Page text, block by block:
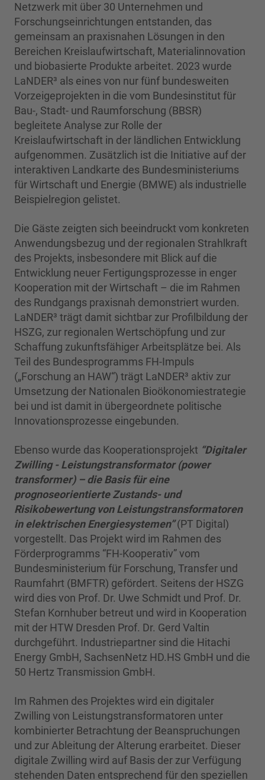
Netzwerk mit über 30 Unternehmen und
Forschungseinrichtungen entstanden, das
gemeinsam an praxisnahen Lösungen in den
Bereichen Kreislaufwirtschaft, Materialinnovation
und biobasierte Produkte arbeitet. 2023 wurde
LaNDER³ als eines von nur fünf bundesweiten
Vorzeigeprojekten in die vom Bundesinstitut für
Bau-, Stadt- und Raumforschung (BBSR)
begleitete Analyse zur Rolle der
Kreislaufwirtschaft in der ländlichen Entwicklung
aufgenommen. Zusätzlich ist die Initiative auf der
interaktiven Landkarte des Bundesministeriums
für Wirtschaft und Energie (BMWE) als industrielle
Beispielregion gelistet.
Die Gäste zeigten sich beeindruckt vom konkreten
Anwendungsbezug und der regionalen Strahlkraft
des Projekts, insbesondere mit Blick auf die
Entwicklung neuer Fertigungsprozesse in enger
Kooperation mit der Wirtschaft – die im Rahmen
des Rundgangs praxisnah demonstriert wurden.
LaNDER³ trägt damit sichtbar zur Profilbildung der
HSZG, zur regionalen Wertschöpfung und zur
Schaffung zukunftsfähiger Arbeitsplätze bei. Als
Teil des Bundesprogramms FH-Impuls
(„Forschung an HAW“) trägt LaNDER³ aktiv zur
Umsetzung der Nationalen Bioökonomiestrategie
bei und ist damit in übergeordnete politische
Innovationsprozesse eingebunden.
Ebenso wurde das Kooperationsprojekt “Digitaler
Zwilling - Leistungstransformator (power
transformer) – die Basis für eine
prognoseorientierte Zustands- und
Risikobewertung von Leistungstransformatoren
in elektrischen Energiesystemen”(PT Digital)
vorgestellt. Das Projekt wird im Rahmen des
Förderprogramms “FH-Kooperativ” vom
Bundesministerium für Forschung, Transfer und
Raumfahrt (BMFTR) gefördert. Seitens der HSZG
wird dies von Prof. Dr. Uwe Schmidt und Prof. Dr.
Stefan Kornhuber betreut und wird in Kooperation
mit der HTW Dresden Prof. Dr. Gerd Valtin
durchgeführt. Industriepartner sind die Hitachi
Energy GmbH, SachsenNetz HD.HS GmbH und die
50 Hertz Transmission GmbH.
Im Rahmen des Projektes wird ein digitaler
Zwilling von Leistungstransformatoren unter
kombinierter Betrachtung der Beanspruchungen
und zur Ableitung der Alterung erarbeitet. Dieser
digitale Zwilling wird auf Basis der zur Verfügung
stehenden Daten entsprechend für den speziellen